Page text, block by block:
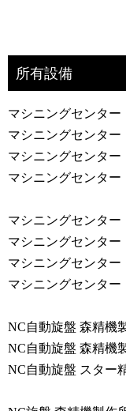
所有設備
マシニングセンタ
マシニングセンタ
マシニングセンタ
マシニングセンタ
マシニングセンター
マシニングセンター
マシニングセンター
マシニングセンター
NC自動旋盤 森精機
NC自動旋盤 森精機
NC自動旋盤 スター